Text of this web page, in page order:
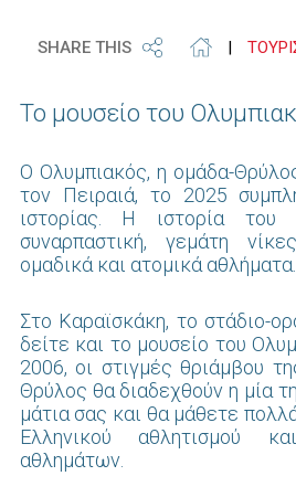
SHARE THIS |
Το μουσείο του
O Ολυμπιακός, η ομάδα-
τον Πειραιά, το 2025
ιστορίας. Η ιστορία του
συναρπαστική, γεμάτη
ομαδικά και ατομικά αθλήματα.
Στο Καραϊσκάκη, το στάδιο-
δείτε και το μουσείο του
2006, οι στιγμές θριάμβου
Θρύλος θα διαδεχθούν η μία
μάτια σας και θα μάθετε
Ελληνικού αθλητισμού
αθλημάτων.